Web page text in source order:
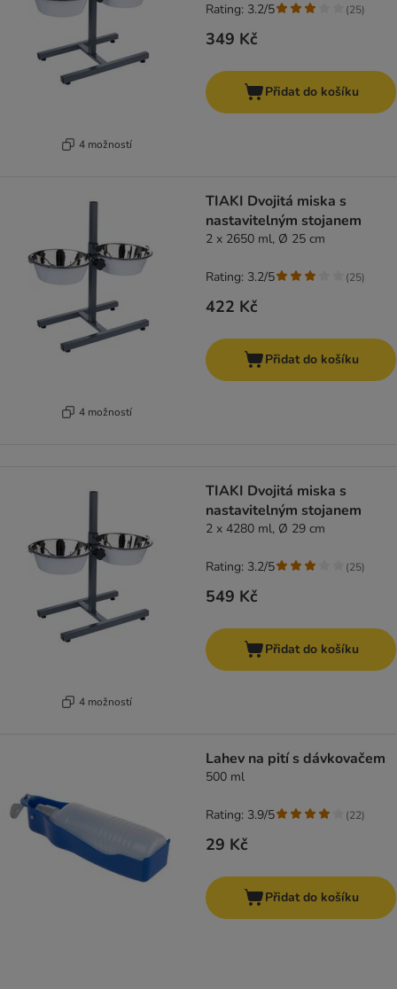
4 možností
349 Kč
Rating: 3.2/5 (25)
Přidat do košíku
4 možností
TIAKI Dvojitá miska s
nastavitelným stojanem
2 x 2650 ml, Ø 25 cm
422 Kč
Rating: 3.2/5 (25)
Přidat do košíku
4 možností
TIAKI Dvojitá miska s
nastavitelným stojanem
2 x 4280 ml, Ø 29 cm
549 Kč
Rating: 3.2/5 (25)
Přidat do košíku
Lahev na pití s dávkovačem
500 ml
29 Kč
Rating: 3.9/5 (22)
Přidat do košíku